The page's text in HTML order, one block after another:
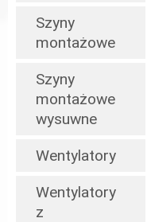
Szyny
montażowe
Szyny
montażowe
wysuwne
Wentylatory
Wentylatory
z